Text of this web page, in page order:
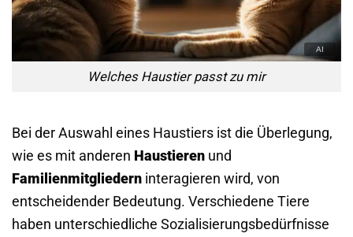
Welches Haustier passt zu mir
Bei der Auswahl eines Haustiers ist die Überlegung,
wie es mit anderen Haustieren und
Familienmitgliedern interagieren wird, von
entscheidender Bedeutung. Verschiedene Tiere
haben unterschiedliche Sozialisierungsbedürfnisse